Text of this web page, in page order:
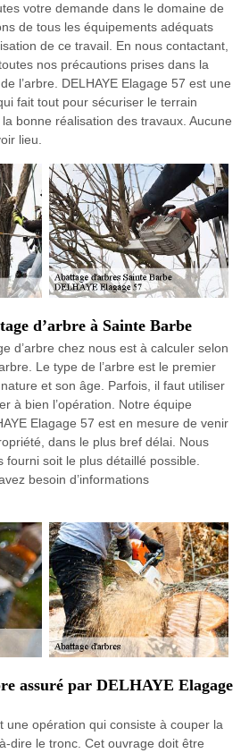
votre demande dans le domaine de
de tous les équipements adéquats
de ce travail. En nous contactant,
nos précautions prises dans la
l’arbre. DELHAYE Elagage 57 est une
fait tout pour sécuriser le terrain
bonne réalisation des travaux. Aucune
lieu.
d’arbre à Sainte Barbe
d’arbre chez nous est à calculer selon
Le type de l’arbre est le premier
et son âge. Parfois, il faut utiliser
à bien l’opération. Notre équipe
Elagage 57 est en mesure de venir
dans le plus bref délai. Nous
fourni soit le plus détaillé possible.
besoin d’informations
assuré par DELHAYE Elagage
une opération qui consiste à couper la
dire le tronc. Cet ouvrage doit être